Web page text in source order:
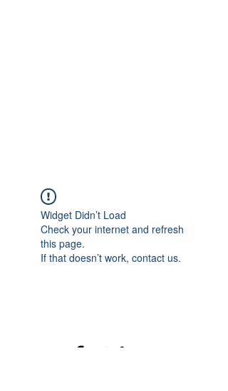
Widget Didn’t Load
Check your internet and refresh
this page.
If that doesn’t work, contact us.